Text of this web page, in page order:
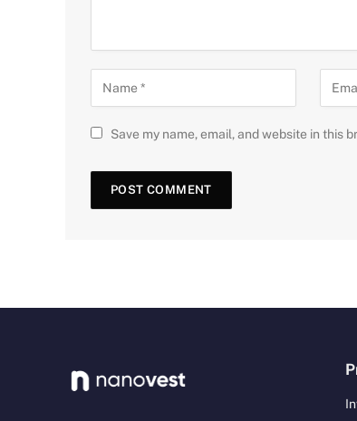
Save my name, email, and website in this